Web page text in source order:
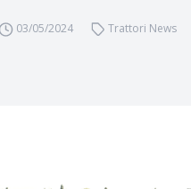
03/05/2024 Trattori News